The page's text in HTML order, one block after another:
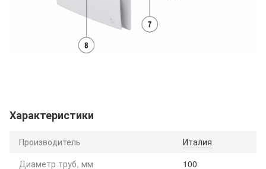
Характеристики
Производитель
Италия
Диаметр труб, мм
100